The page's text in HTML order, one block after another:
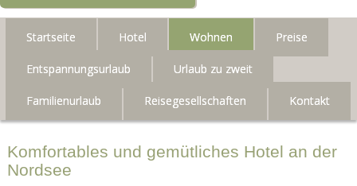
Startseite Hotel Wohnen Preise
Entspannungsurlaub Urlaub zu zweit
Familienurlaub Reisegesellschaften Kontakt
Komfortables und gemütliches Hotel an der
Nordsee